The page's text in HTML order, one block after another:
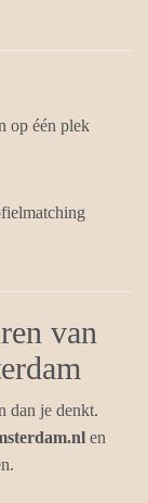
op één plek
van
dan je denkt.
en